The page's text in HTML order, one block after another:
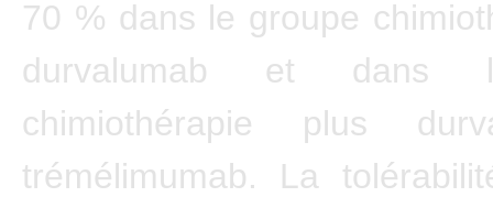
70 % dans le groupe
durvalumab et dans
chimiothérapie plus
trémélimumab. La